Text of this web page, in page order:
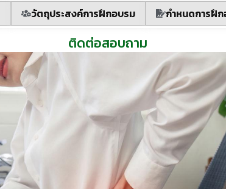
วัตถุประสงค์การฝึกอบรม กำหนดการฝึ
ติดต่อสอบถาม